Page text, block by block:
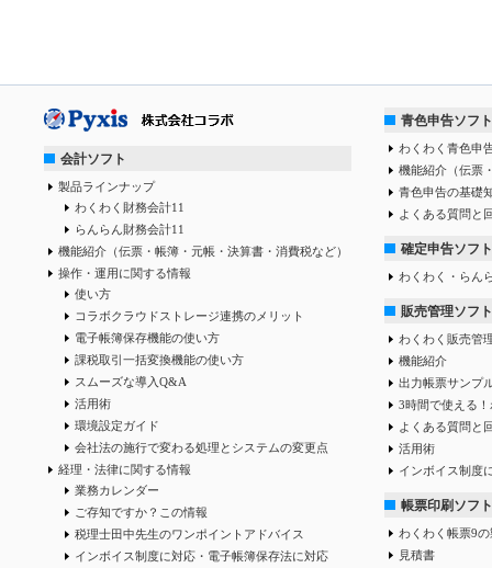
会計ソフト
製品ラインナップ
わくわく財務会計11
らんらん財務会計11
機能紹介（伝票・帳簿・元帳・決算書・消費税など）
操作・運用に関する情報
使い方
コラボクラウドストレージ連携のメリット
電子帳簿保存機能の使い方
課税取引一括変換機能の使い方
スムーズな導入Q&A
活用術
環境設定ガイド
会社法の施行で変わる処理とシステムの変更点
経理・法律に関する情報
業務カレンダー
ご存知ですか？この情報
税理士田中先生のワンポイントアドバイス
インボイス制度に対応・電子帳簿保存法に対応
青色申告ソフト
わくわく青色申
機能紹介（伝票
青色申告の基礎
よくある質問と
確定申告ソフト
わくわく・らん
販売管理ソフト
わくわく販売管
機能紹介
出力帳票サンプ
3時間で使える
よくある質問と
活用術
インボイス制度
帳票印刷ソフト
わくわく帳票9
見積書